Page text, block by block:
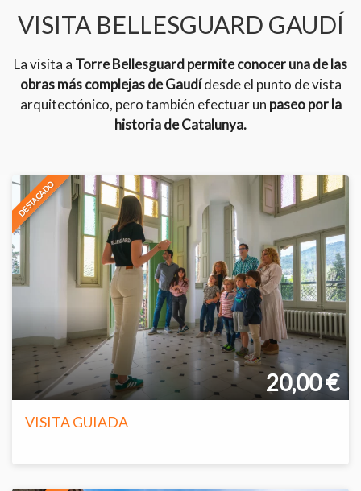
VISITA BELLESGUARD GAUDÍ
La visita a Torre Bellesguard permite conocer una de las
obras más complejas de Gaudídesde el punto de vista
arquitectónico, pero también efectuar un paseo por la
historia de Catalunya.
DESTACADO
20,00 €
VISITA GUIADA